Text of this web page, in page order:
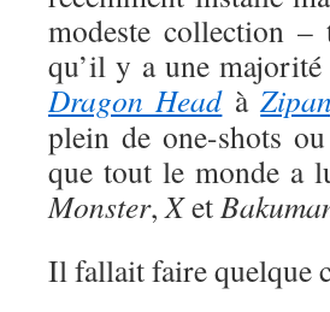
modeste collection –
qu’il y a une
Dragon Headà
plein de one-shots
que tout le monde a
Monster,Xet
Il fallait faire quelque